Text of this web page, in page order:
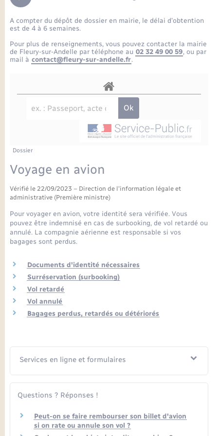
Projet nouveau groupe scolaire
Articles de presse
Etat-civil - Papiers - Citoyenneté
Mariage – PACS
Parrainage civil
Logement - Urbanisme
Nouvel habitant
Organisation d’événement
Sécurité - Prévention
Seniors
Transports
Transports scolaires
Voirie et espace public
Travaux - Autorisation d’occupation de l’espace
public
La mairie
Comptes rendus de conseils
Délibérations du conseil municipal
Comptes rendus du conseil municipal
Budget
Actualités
Commerces - Entreprises - Emploi
Plan interactif
La Communauté de communes
Sorties - Animations
A compter du dépôt de dossier en mairie, le délai d’obtention
est de 4 à 6 semaines.
Pour plus de renseignements, vous pouvez contacter la mairie
de Fleury-sur-Andelle par téléphone au 02 32 49 00 59, ou par
mail à contact@fleury-sur-andelle.fr.
Dossier
Voyage en avion
Vérifié le 22/09/2023 – Direction de l'information légale et
administrative (Première ministre)
Pour voyager en avion, votre identité sera vérifiée. Vous
pouvez être indemnisé en cas de surbooking, de vol retardé ou
annulé. La compagnie aérienne est responsable si vos
bagages sont perdus.
Documents d'identité nécessaires
Surréservation (surbooking)
Vol retardé
Vol annulé
Bagages perdus, retardés ou détériorés
Services en ligne et formulaires
Questions ? Réponses !
Peut-on se faire rembourser son billet d'avion
si on rate ou annule son vol ?